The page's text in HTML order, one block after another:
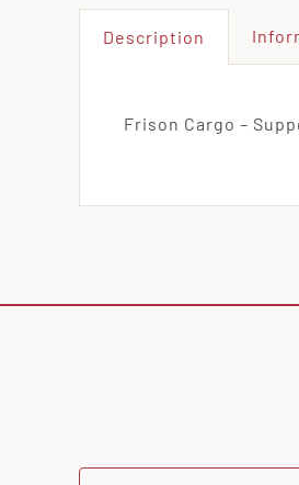
Description
Frison Cargo –